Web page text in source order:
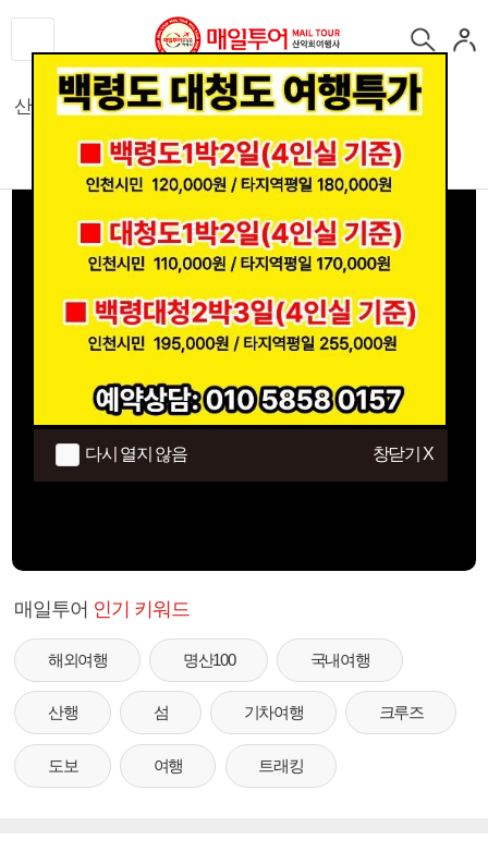
산행 섬/트래킹 국내여행 해외여행
기차여행 크루즈 모두보기 커뮤니티
백 령 도 1박 2일
매일투어 인기 키워드
해외여행 명산100 국내여행
산행 섬 기차여행 크루즈
도보 여행 트래킹
다시 열지 않음 창닫기 X